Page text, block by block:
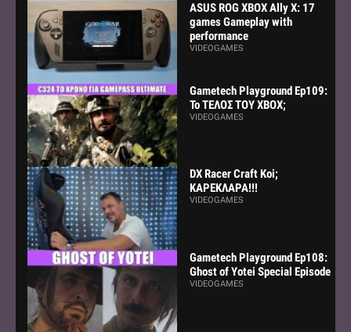
ASUS ROG XBOX Ally X: 17
games Gameplay with
performance
VIDEOGAMES
Gametech Playground Ep109:
Το ΤΕΛΟΣ ΤΟΥ ΧΒΟΧ;
VIDEOGAMES
DX Racer Craft Koi;
ΚΑΡΕΚΛΑΡΑ!!!
VIDEOGAMES
Gametech Playground Ep108:
Ghost of Yotei Special Episode
VIDEOGAMES